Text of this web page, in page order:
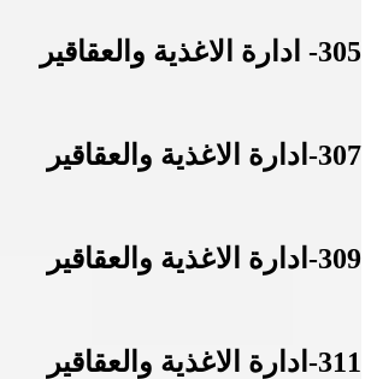
305- ادارة الاغذية والعقاقير
307-ادارة الاغذية والعقاقير
309-ادارة الاغذية والعقاقير
311-ادارة الاغذية والعقاقير